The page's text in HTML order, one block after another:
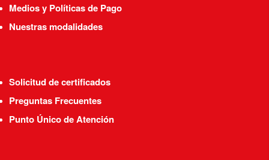
Medios y Políticas de Pago
Nuestras modalidades
Solicitud de certificados
Preguntas Frecuentes
Punto Único de Atención